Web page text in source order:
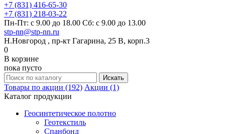
+7 (831) 416-65-30
+7 (831) 218-03-22
Пн-Пт: с 9.00 до 18.00 Сб: с 9.00 до 13.00
stp-nn@stp-nn.ru
Н.Новгород , пр-кт Гагарина, 25 В, корп.3
0
В корзине
пока пусто
Товары по акции (192) Акции (1)
Каталог продукции
Геосинтетическое полотно
Геотекстиль
Спанбонд